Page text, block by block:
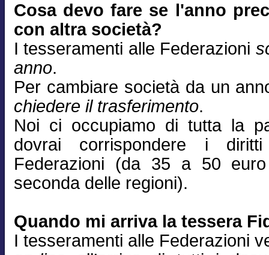
Cosa devo fare se l'anno
con altra società?
I tesseramenti alle Federazioni
anno.
Per cambiare società da un
chiedere il trasferimento.
Noi ci occupiamo di tutta la
dovrai corrispondere i
Federazioni (da 35 a 50
seconda delle regioni).
Quando mi arriva la tessera
I tesseramenti alle Federazioni